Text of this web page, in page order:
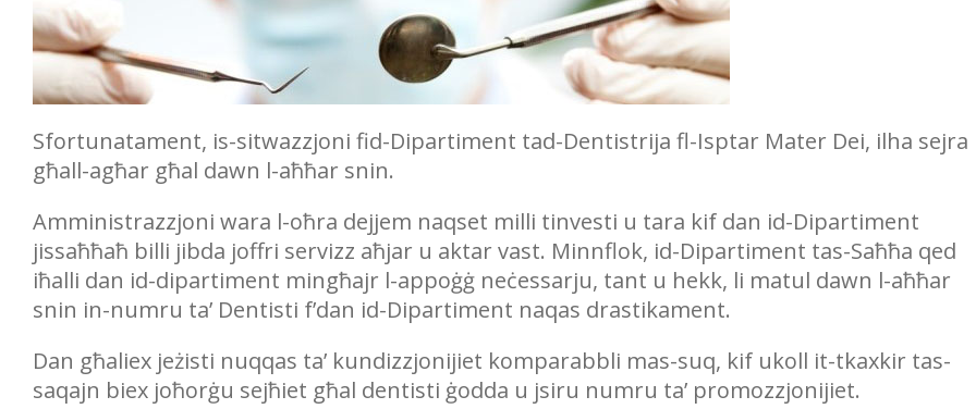
Sfortunatament, is-sitwazzjoni fid-Dipartiment tad-Dentistrija fl-Isptar Mater Dei, ilha sejra
għall-agħar għal dawn l-aħħar snin.
Amministrazzjoni wara l-oħra dejjem naqset milli tinvesti u tara kif dan id-Dipartiment
jissaħħaħ billi jibda joffri servizz aħjar u aktar vast. Minnflok, id-Dipartiment tas-Saħħa qed
iħalli dan id-dipartiment mingħajr l-appoġġ neċessarju, tant u hekk, li matul dawn l-aħħar
snin in-numru ta’ Dentisti f’dan id-Dipartiment naqas drastikament.
Dan għaliex jeżisti nuqqas ta’ kundizzjonijiet komparabbli mas-suq, kif ukoll it-tkaxkir tas-
saqajn biex joħorġu sejħiet għal dentisti ġodda u jsiru numru ta’ promozzjonijiet.